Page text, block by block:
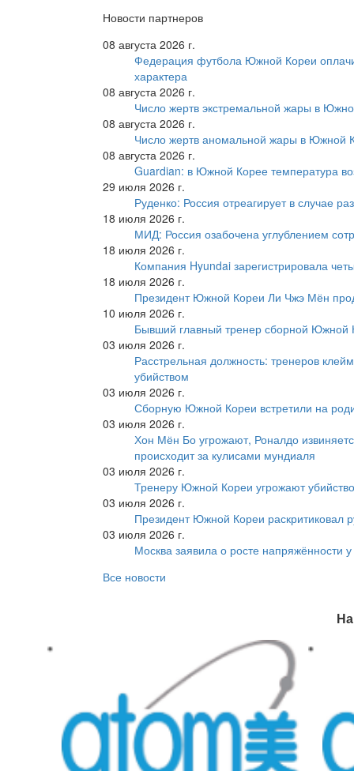
Новости партнеров
08 августа 2026 г.
Федерация футбола Южной Кореи
характера
08 августа 2026 г.
Число жертв экстремальной жары в
08 августа 2026 г.
Число жертв аномальной жары в Южной
08 августа 2026 г.
Guardian: в Южной Корее температура
29 июля 2026 г.
Руденко: Россия отреагирует в случае
18 июля 2026 г.
МИД: Россия озабочена углублением
18 июля 2026 г.
Компания Hyundai зарегистрировала
18 июля 2026 г.
Президент Южной Кореи Ли Чжэ Мён
10 июля 2026 г.
Бывший главный тренер сборной Южной
03 июля 2026 г.
Расстрельная должность: тренеров
убийством
03 июля 2026 г.
Сборную Южной Кореи встретили на
03 июля 2026 г.
Хон Мён Бо угрожают, Роналдо
происходит за кулисами мундиаля
03 июля 2026 г.
Тренеру Южной Кореи угрожают
03 июля 2026 г.
Президент Южной Кореи раскритиковал
03 июля 2026 г.
Москва заявила о росте
Все новости